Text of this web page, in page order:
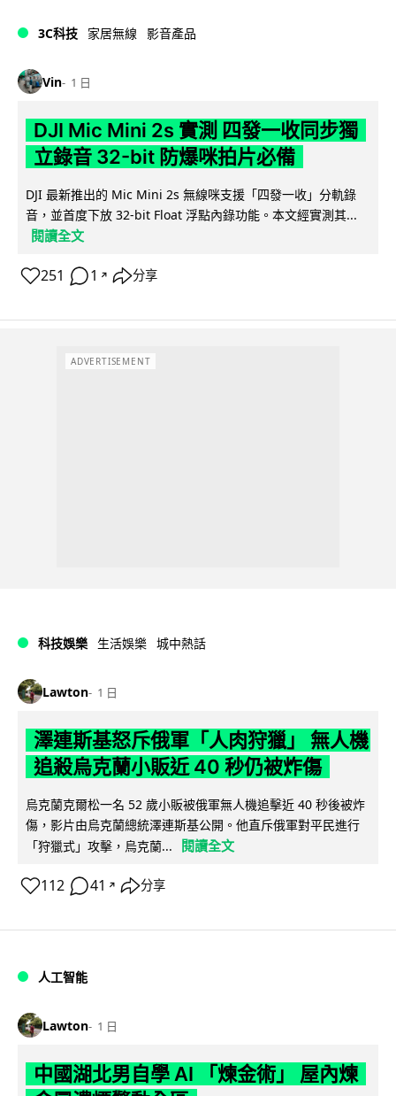
3C科技 家居無線 影音產品
Vin 1 日
DJI Mic Mini 2s 實測 四發一收同步獨
立錄音 32-bit 防爆咪拍片必備
DJI 最新推出的 Mic Mini 2s 無線咪支援「四發一收」分軌錄
音，並首度下放 32-bit Float 浮點內錄功能。本文經實測其...
閱讀全文
251 1 ↗ 分享
ADVERTISEMENT
科技娛樂 生活娛樂 城中熱話
Lawton 1 日
澤連斯基怒斥俄軍「人肉狩獵」 無人機
追殺烏克蘭小販近 40 秒仍被炸傷
烏克蘭克爾松一名 52 歲小販被俄軍無人機追擊近 40 秒後被炸
傷，影片由烏克蘭總統澤連斯基公開。他直斥俄軍對平民進行
「狩獵式」攻擊，烏克蘭...
閱讀全文
112 41 ↗ 分享
人工智能
Lawton 1 日
中國湖北男自學 AI 「煉金術」 屋內煉